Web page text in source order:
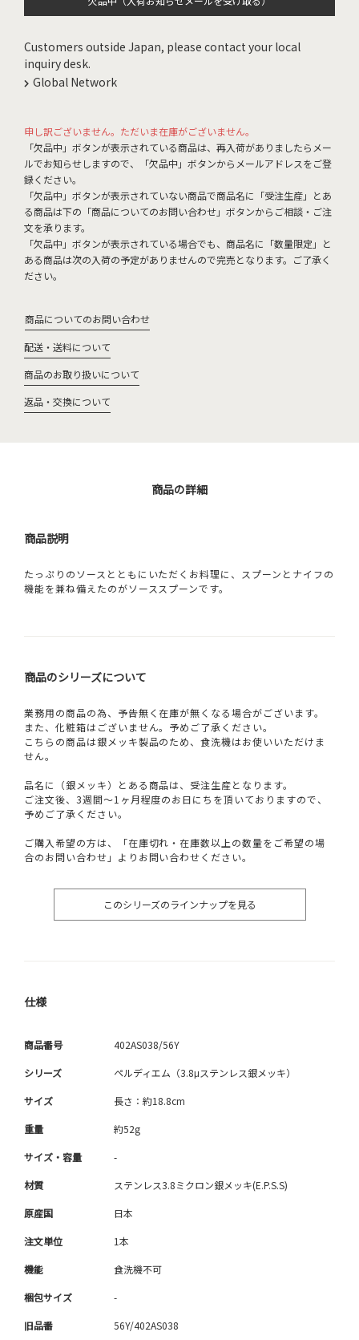
Customers outside Japan, please contact your local
inquiry desk.
Global Network
申し訳ございません。ただいま在庫がございません。
「欠品中」ボタンが表示されている商品は、再入荷がありましたらメー
ルでお知らせしますので、「欠品中」ボタンからメールアドレスをご登
録ください。
「欠品中」ボタンが表示されていない商品で商品名に「受注生産」とあ
る商品は下の「商品についてのお問い合わせ」ボタンからご相談・ご注
文を承ります。
「欠品中」ボタンが表示されている場合でも、商品名に「数量限定」と
ある商品は次の入荷の予定がありませんので完売となります。ご了承く
ださい。
商品についてのお問い合わせ
配送・送料について
商品のお取り扱いについて
返品・交換について
商品の詳細
商品説明
たっぷりのソースとともにいただくお料理に、スプーンとナイフの
機能を兼ね備えたのがソーススプーンです。
商品のシリーズについて
業務用の商品の為、予告無く在庫が無くなる場合がございます。
また、化粧箱はございません。予めご了承ください。
こちらの商品は銀メッキ製品のため、食洗機はお使いいただけま
せん。
品名に（銀メッキ）とある商品は、受注生産となります。
ご注文後、3週間～1ヶ月程度のお日にちを頂いておりますので、
予めご了承ください。
ご購入希望の方は、「在庫切れ・在庫数以上の数量をご希望の場
合のお問い合わせ」よりお問い合わせください。
このシリーズのラインナップを見る
仕様
商品番号 402AS038/56Y
シリーズ ペルディエム（3.8μステンレス銀メッキ）
サイズ 長さ：約18.8cm
重量 約52g
サイズ・容量 -
材質 ステンレス3.8ミクロン銀メッキ(E.P.S.S)
原産国 日本
注文単位 1本
機能 食洗機不可
梱包サイズ -
旧品番 56Y/402AS038